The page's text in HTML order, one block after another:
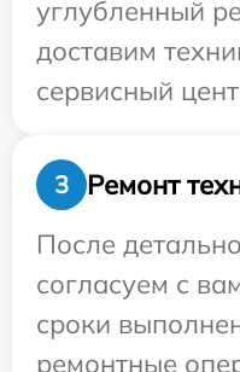
углубленный
доставим
сервисный
3
Ремонт
После
согласуем с
сроки
ремонтные